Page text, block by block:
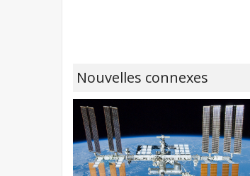
Nouvelles connexes